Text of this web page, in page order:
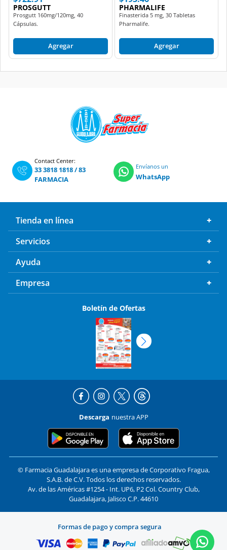
PROSGUTT
Prosgutt 160mg/120mg, 40
Cápsulas.
Agregar
PHARMALIFE
Finasterida 5 mg, 30 Tabletas
Pharmalife.
Agregar
Contact Center:
33 3818 1818/83
FARMACIA
Envíanos un
WhatsApp
Tienda en línea
Servicios
Ayuda
Empresa
Boletín de Ofertas
Descarga nuestra APP
© Farmacia Guadalajara es una empresa de Corporativo Fragua,
S.A.B. de C.V. Todos los derechos reservados.
Av. de las Américas #1254 - Int. UP6, P2 Col. Country Club,
Guadalajara, Jalisco C.P. 44610
Formas de pago y compra segura